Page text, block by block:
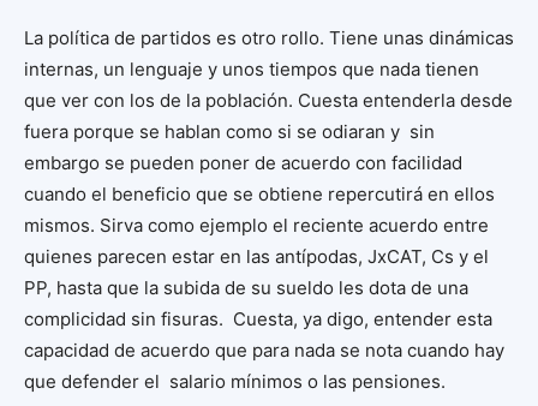
La política de partidos es otro rollo. Tiene unas dinámicas
internas, un lenguaje y unos tiempos que nada tienen
que ver con los de la población. Cuesta entenderla desde
fuera porque se hablan como si se odiaran y sin
embargo se pueden poner de acuerdo con facilidad
cuando el beneficio que se obtiene repercutirá en ellos
mismos. Sirva como ejemplo el reciente acuerdo entre
quienes parecen estar en las antípodas, JxCAT, Cs y el
PP, hasta que la subida de su sueldo les dota de una
complicidad sin fisuras. Cuesta, ya digo, entender esta
capacidad de acuerdo que para nada se nota cuando hay
que defender el salario mínimos o las pensiones.